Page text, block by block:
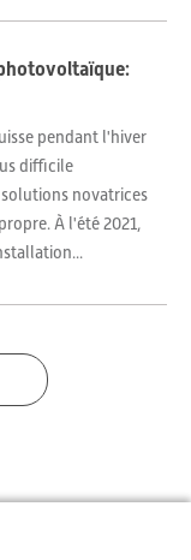
pendant l'hiver
difficile
novatrices
À l'été 2021,